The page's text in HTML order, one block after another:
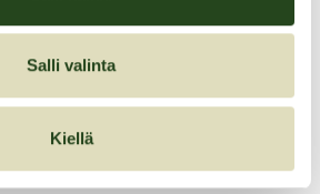
Salli valinta
Kiellä